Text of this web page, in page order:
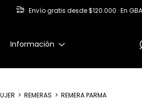
Envío gratis desde $120.000 · En
Información
> REMERAS > REMERA PARMA